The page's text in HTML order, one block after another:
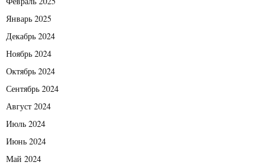
Январь 2025
Декабрь 2024
Ноябрь 2024
Октябрь 2024
Сентябрь 2024
Август 2024
Июль 2024
Июнь 2024
Май 2024